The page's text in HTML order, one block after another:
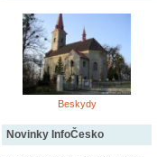
Beskydy
Novinky InfoČesko